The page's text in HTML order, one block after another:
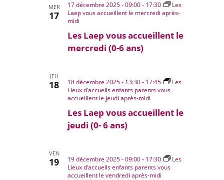
MER
17
Les Laep vous accueillent le
mercredi (0-6 ans)
17 décembre 2025 - 09:00- 17:30
Les
Laep vous accueillent le mercredi après-
midi
JEU
18
Les Laep vous accueillent le
jeudi (0- 6 ans)
18 décembre 2025 - 13:30- 17:45
Les
Lieux d’accueils enfants parents vous
accueillent le jeudi après-midi
VEN
19 19 décembre 2025 - 09:00- 17:30
Les
Lieux d’accueils enfants parents vous
accueillent le vendredi après-midi